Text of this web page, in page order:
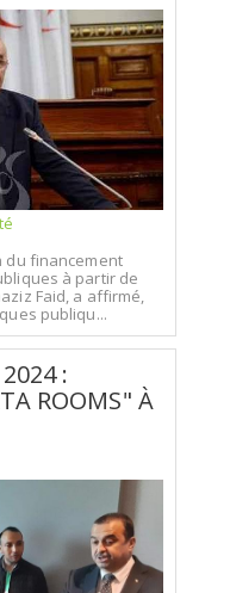
du financement
à partir de
Faid, a affirmé,
publiqu...
:
ROOMS" À